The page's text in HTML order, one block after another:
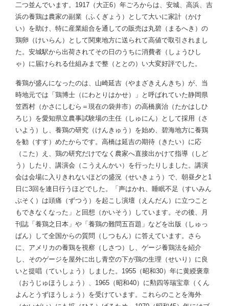
二つ並んでいます。1917（大正6）年ごろからは、安城、高浜、吉
浜の養鶏は農家の副業（ふくぎょう）として大いに家計（かけ
い）を助け、特に産業組合を通しての販売は丸碧（まるへき）の
鶏卵（けいらん）として関東地方に送られて高値で取引されまし
た。安城駅から出荷されてその日のうちに消費者（しょうひし
ゃ）に届けられる仕組みまで整（ととの）い大変好評でした。
養鶏が盛んになったのは、山崎延吉（やまざきえんきち）が、当
時地元では「鶏博士（にわとりはかせ）」と呼ばれていた静岡県
笠西村（かさにしむら＝現在の袋井市）の高橋廣治（たかはしひ
ろじ）を愛知県立農事試験場の主任（しゅにん）として採用（さ
いよう）し、養鶏の研究（けんきゅう）を始め、碧海地方に養鶏
を勧（すす）めたからです。高橋は延吉の期待（きたい）に応
（こた）え、鶏の研究だけでなく農家へ直接出かけて指導（しど
う）したり、講演会（こうえんかい）を行ったりしました。講演
会は会場に入りきれないほどの盛況（せいきょう）で、朝昼夕と1
日に3回を連日行うほどでした。「声はかれ、睡眠不足（すいみん
ぶそく）は頭痛（ずつう）を起こし演壇（えんだん）に立つこと
もできなくなった」と回想（かいそう）しています。その後、月
刊誌「養鶏之日本」や「養鶏の難問五百題」などを出版（しゅっ
ぱん）して全国からの質問（しつもん）に答えています。さら
に、アメリカの養鶏を視察（しさつ）し、ゲージ養鶏法を紹介
し、そのゲージを屋外に出し青空の下が鶏の生理（せいり）に良
いと提唱（ていしょう）しました。1955（昭和30）年に黄綬褒章
（おうじゅほうしょう）、1965（昭和40）に勲四等瑞宝章（くん
よんとうずほうしょう）を受けています。これらのことを海外